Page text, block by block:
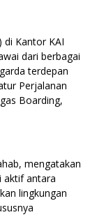
di Kantor KAI
dari berbagai
terdepan
Perjalanan
Boarding,
mengatakan
aktif antara
lingkungan